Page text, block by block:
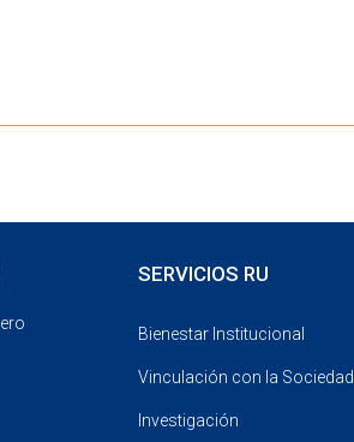
SERVICIOS RU
Bienestar Institucional
Vinculación con la Sociedad
Investigación